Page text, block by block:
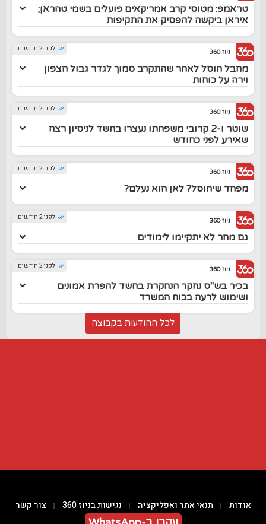
טראמפ: מטוסי קרב אמריקאים פועלים בשמי טהראן;
איראן ביקשה להפסיק את התקיפות
לפני 2 חודשים ניוז 360
מחבל חוסל לאחר שהתקרב סמוך לגדר גבול הצפון
וירה על כוחות
לפני 2 חודשים ניוז 360
שוטר ו-2 קרובי משפחתו נעצרו בחשד לניסיון רצח
שאירע לפני כחודש
לפני 2 חודשים ניוז 360
מפחד שיחוסל? לאן הוא נעלם?
לפני 2 חודשים ניוז 360
גם מחר לא יתקיימו לימודים
לפני 2 חודשים ניוז 360
בכיר בש"ס נחקר הנחקרת בחשד להפרת אמונים
ושימוש לרעה בכוח המשרד
לכל ההודעות בקבוצה
אודות תנאי אתר ואפליקציה נגישות בניוז 360 צור קשר